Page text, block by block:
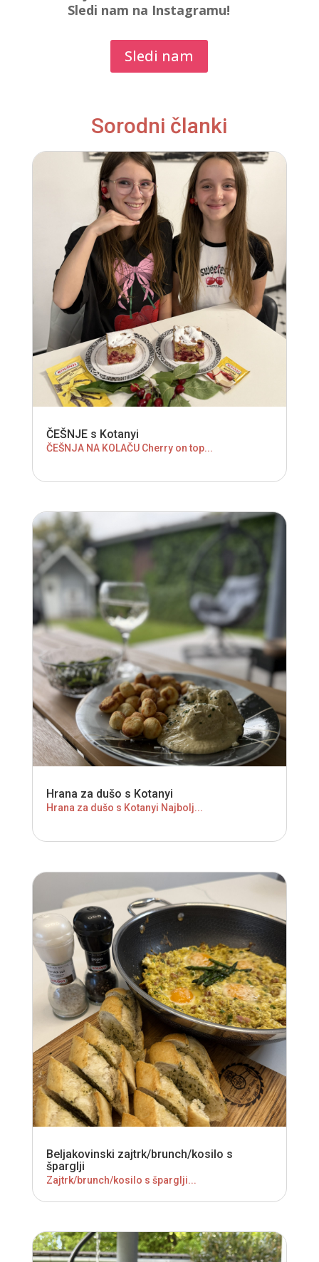
Sledi nam na Instagramu!
Sledi nam
Sorodni članki
ČEŠNJE s Kotanyi
ČEŠNJA NA KOLAČU Cherry on top...
Hrana za dušo s Kotanyi
Hrana za dušo s Kotanyi Najbolj...
Beljakovinski zajtrk/brunch/kosilo s
šparglji
Zajtrk/brunch/kosilo s šparglji...